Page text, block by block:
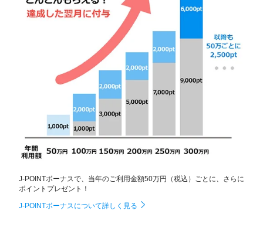
J-POINTボーナスで、当年のご利用金額50万円（税込）ごとに、さらに
ポイントプレゼント！
J-POINTボーナスについて詳しく見る